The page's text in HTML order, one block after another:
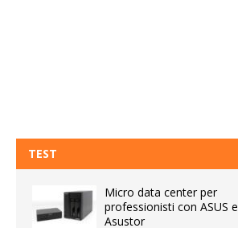
TEST
Micro data center per
professionisti con ASUS e
Asustor